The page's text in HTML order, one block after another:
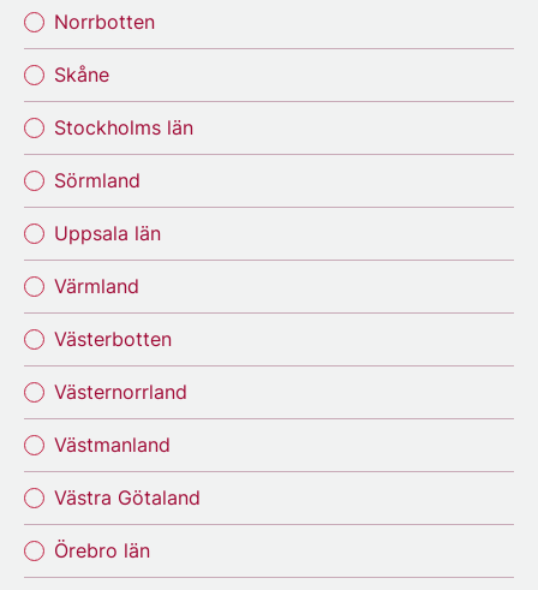
Norrbotten
Skåne
Stockholms län
Sörmland
Uppsala län
Värmland
Västerbotten
Västernorrland
Västmanland
Västra Götaland
Örebro län